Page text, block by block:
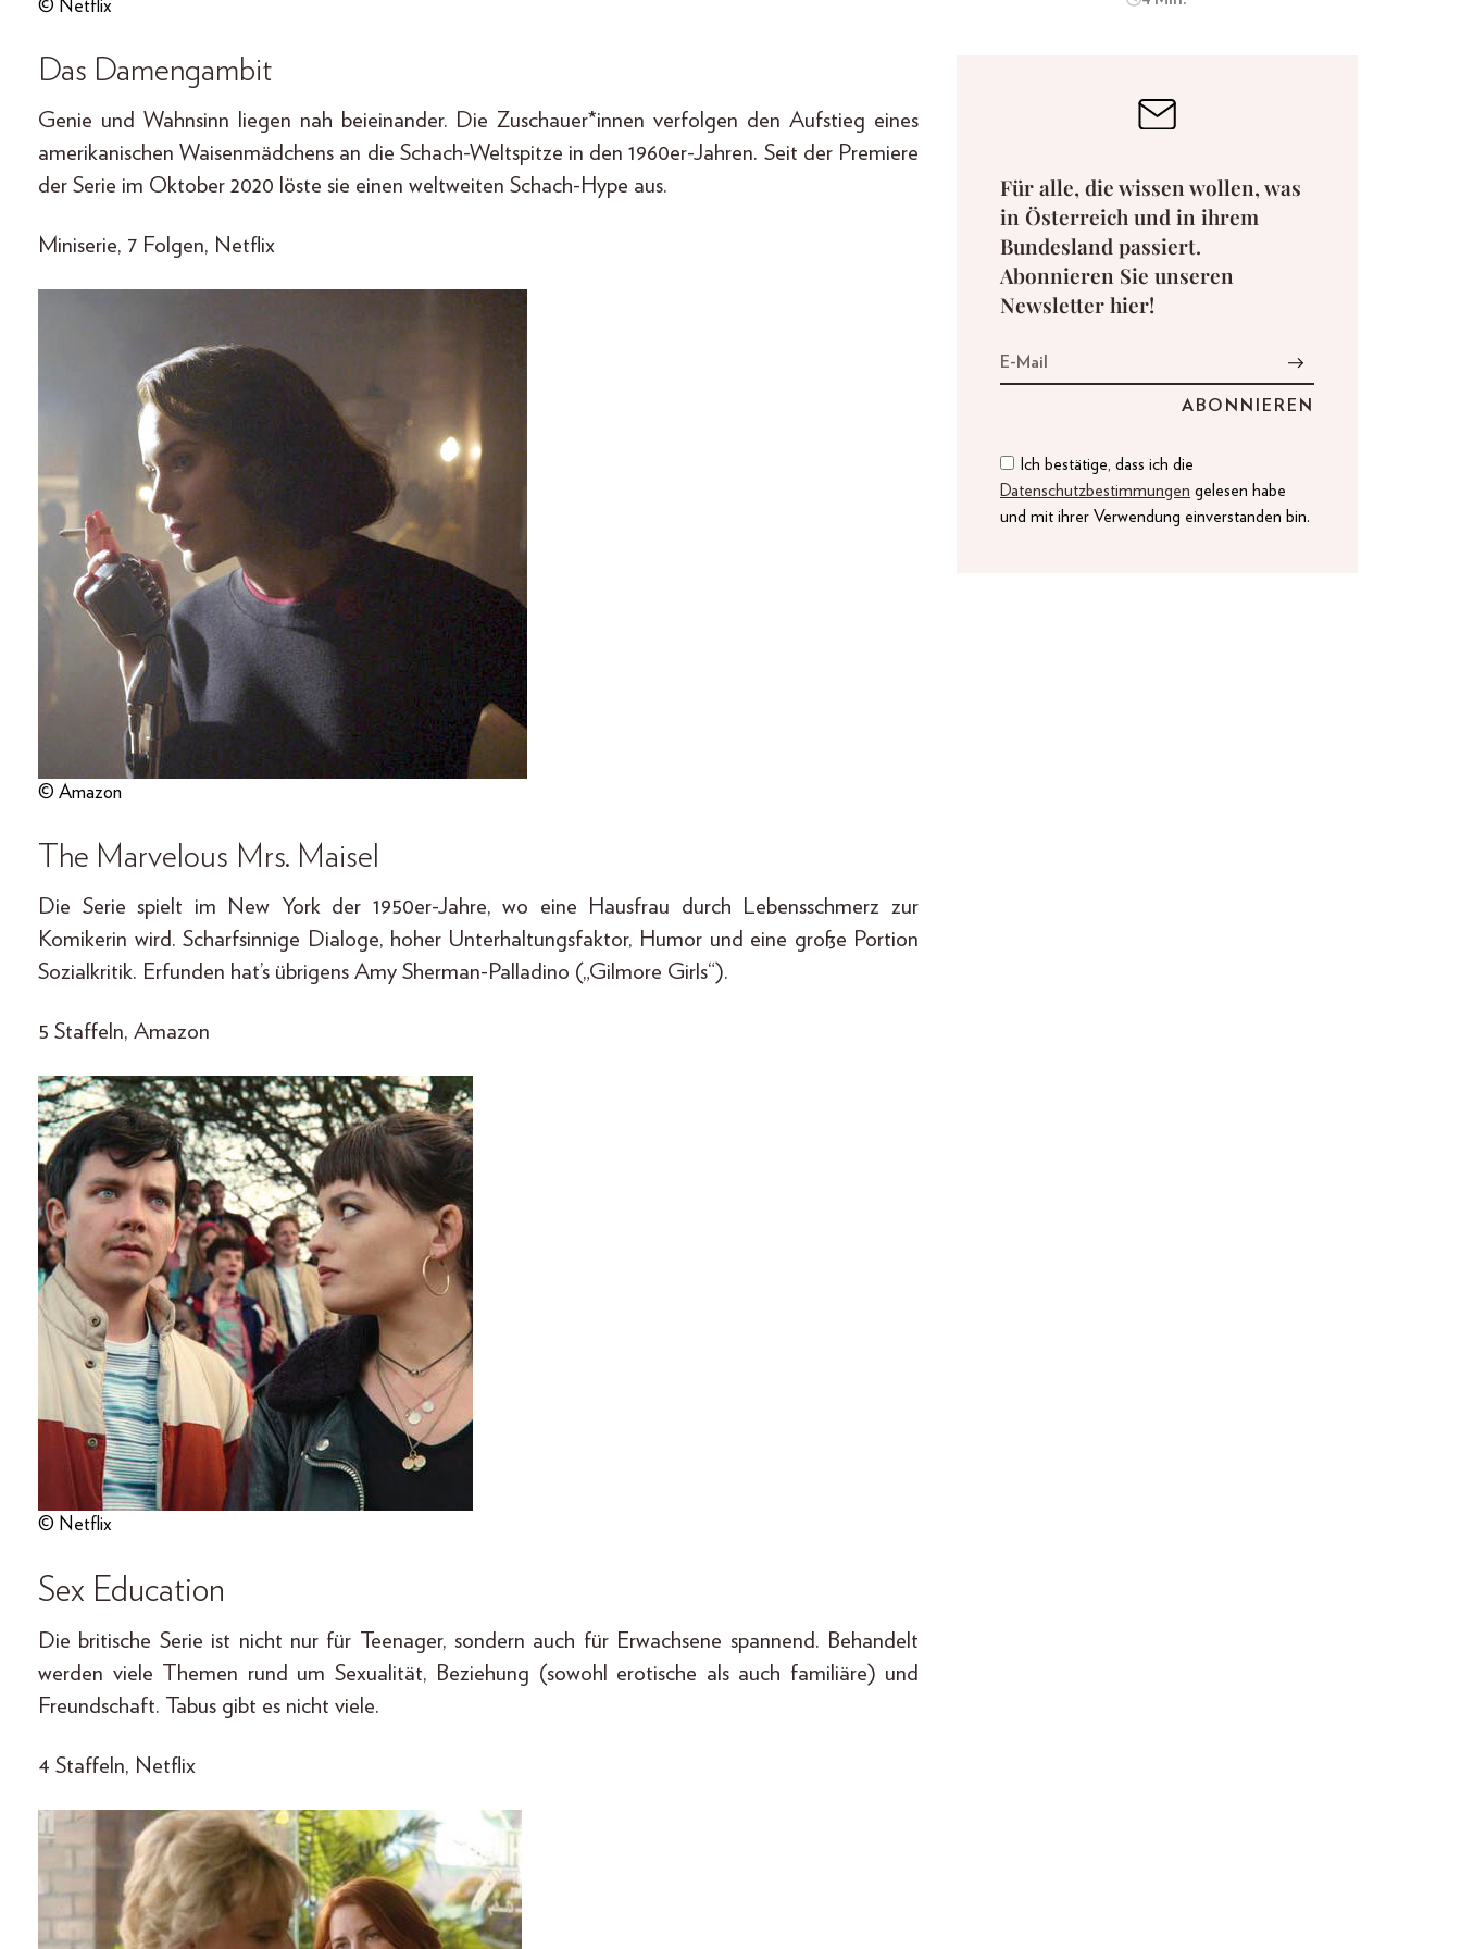
© Netflix
Das Damengambit
Genie und Wahnsinn liegen nah beieinander. Die Zuschauer*innen verfolgen den Aufstieg eines
amerikanischen Waisenmädchens an die Schach-Weltspitze in den 1960er-Jahren. Seit der Premiere
der Serie im Oktober 2020 löste sie einen weltweiten Schach-Hype aus.
Miniserie, 7 Folgen, Netflix
© Amazon
The Marvelous Mrs. Maisel
Die Serie spielt im New York der 1950er-Jahre, wo eine Hausfrau durch Lebensschmerz zur
Komikerin wird. Scharfsinnige Dialoge, hoher Unterhaltungsfaktor, Humor und eine große Portion
Sozialkritik. Erfunden hat’s übrigens Amy Sherman-Palladino („Gilmore Girls“).
5 Staffeln, Amazon
© Netflix
Sex Education
Die britische Serie ist nicht nur für Teenager, sondern auch für Erwachsene spannend. Behandelt
werden viele Themen rund um Sexualität, Beziehung (sowohl erotische als auch familiäre) und
Freundschaft. Tabus gibt es nicht viele.
4 Staffeln, Netflix
Für alle, die wissen wollen, was
in Österreich und in ihrem
Bundesland passiert.
Abonnieren Sie unseren
Newsletter hier!
Ich bestätige, dass ich die
Datenschutzbestimmungen gelesen habe
und mit ihrer Verwendung einverstanden bin.